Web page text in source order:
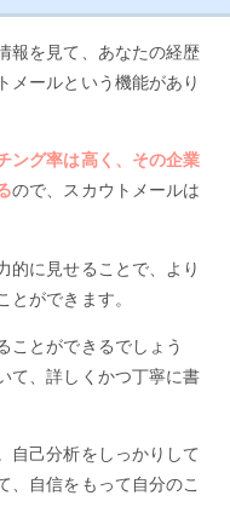
報を見て、あなたの経歴
メールという機能があり
ング率は高く、その企業
ので、スカウトメールは
的に見せることで、より
ができます。
ことができるでしょう
て、詳しくかつ丁寧に書
自己分析をしっかりして
、自信をもって自分のこ